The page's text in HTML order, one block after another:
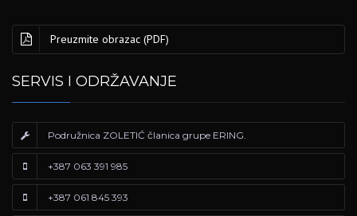
Preuzmite obrazac (PDF)
SERVIS I ODRŽAVANJE
Podružnica ZOLETIĆ članica grupe ERING.
+387 063 391 985
+387 061 845 393